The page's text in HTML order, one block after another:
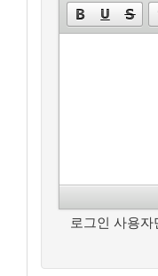
로그인 사용